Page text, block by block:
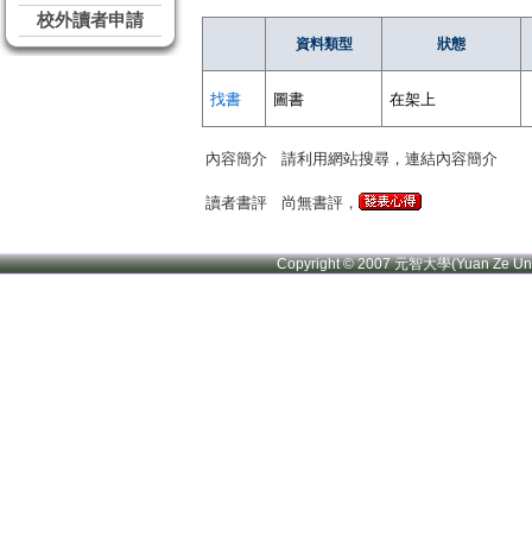
校外讀者申請
資料類型 狀態
找書 圖書 在架上
內容簡介 請利用網站搜尋，連結內容簡介
讀者書評 尚無書評，
Copyright © 2007 元智大學(Yuan Ze